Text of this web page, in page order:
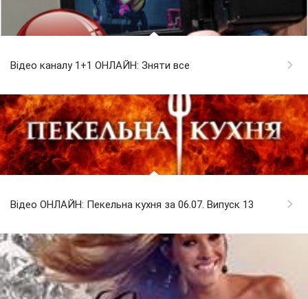
Відео каналу 1+1 ОНЛАЙН: Зняти все
Відео ОНЛАЙН: Пекельна кухня за 06.07. Випуск 13